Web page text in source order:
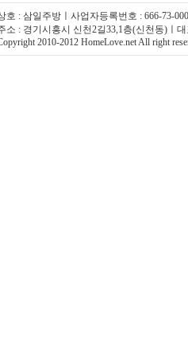
호 : 삼일주방ㅣ사업자등록번호 : 666-73-
소 : 경기시흥시 신천2길33,1층(신천동)ㅣ대
2010-2012 HomeLove.net All right